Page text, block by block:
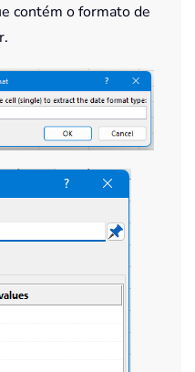
contém o formato de